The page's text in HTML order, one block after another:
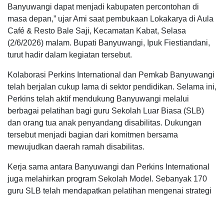
Banyuwangi dapat menjadi kabupaten percontohan di
masa depan,” ujar Ami saat pembukaan Lokakarya di Aula
Café & Resto Bale Saji, Kecamatan Kabat, Selasa
(2/6/2026) malam. Bupati Banyuwangi, Ipuk Fiestiandani,
turut hadir dalam kegiatan tersebut.
Kolaborasi Perkins International dan Pemkab Banyuwangi
telah berjalan cukup lama di sektor pendidikan. Selama ini,
Perkins telah aktif mendukung Banyuwangi melalui
berbagai pelatihan bagi guru Sekolah Luar Biasa (SLB)
dan orang tua anak penyandang disabilitas. Dukungan
tersebut menjadi bagian dari komitmen bersama
mewujudkan daerah ramah disabilitas.
Kerja sama antara Banyuwangi dan Perkins International
juga melahirkan program Sekolah Model. Sebanyak 170
guru SLB telah mendapatkan pelatihan mengenai strategi